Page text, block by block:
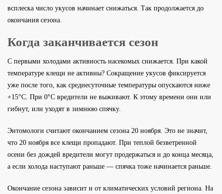
всплеска число укусов начинает снижаться. Так продолжается до
окончания сезона.
Когда заканчивается сезон
С первыми холодами активность насекомых снижается. При какой
температуре клещи не активны? Сокращение укусов фиксируется
уже после того, как среднесуточные температуры опускаются ниже
+15°С. При 0°С вредители не выживают. К этому времени они или
гибнут, или уходят в зимнюю спячку.
Энтомологи считают окончанием сезона 20 ноября. Это не значит,
что 20 ноября все клещи пропадают. При теплой безветренной
осени без дождей вредители могут продержаться и до конца месяца,
а если холода наступают раньше — спячка тоже начинается раньше.
Окончание сезона зависит и от климатических условий региона. На